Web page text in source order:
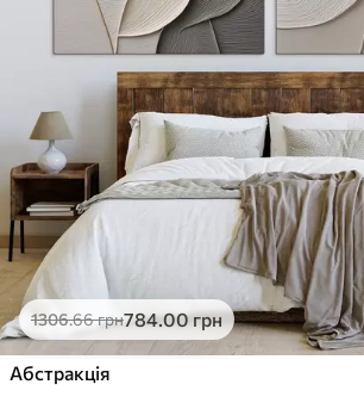
1306.66грн784.00грн
Абстракція